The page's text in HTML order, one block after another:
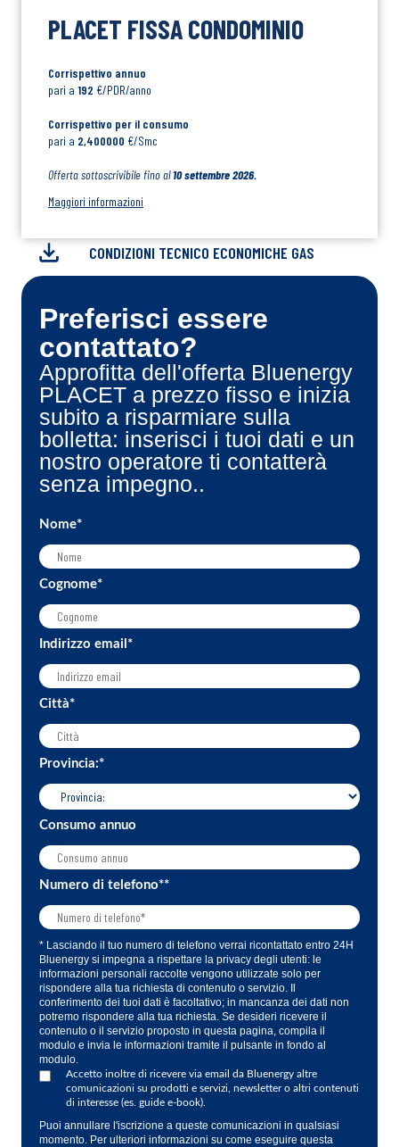
PLACET FISSA CONDOMINIO
Corrispettivo annuo
pari a 192 €/PDR/anno
Corrispettivo per il consumo
pari a 2,400000 €/Smc
Offerta sottoscrivibile fino al10 settembre 2026.
Maggiori informazioni
CONDIZIONI TECNICO ECONOMICHE GAS
Preferisci essere
contattato?
Approfitta dell'offerta Bluenergy
PLACET a prezzo fisso e inizia
subito a risparmiare sulla
bolletta: inserisci i tuoi dati e un
nostro operatore ti contatterà
senza impegno..
Nome*
Cognome*
Indirizzo email *
Città*
Provincia:*
Consumo annuo
Numero di telefono**
* Lasciando il tuo numero di telefono verrai ricontattato entro 24H
Bluenergy si impegna a rispettare la privacy degli utenti: le
informazioni personali raccolte vengono utilizzate solo per
rispondere alla tua richiesta di contenuto o servizio. Il
conferimento dei tuoi dati è facoltativo; in mancanza dei dati non
potremo rispondere alla tua richiesta. Se desideri ricevere il
contenuto o il servizio proposto in questa pagina, compila il
modulo e invia le informazioni tramite il pulsante in fondo al
modulo.
Accetto inoltre di ricevere via email da Bluenergy altre
comunicazioni su prodotti e servizi, newsletter o altri contenuti
di interesse (es. guide e-book).
Puoi annullare l'iscrizione a queste comunicazioni in qualsiasi
momento. Per ulteriori informazioni su come eseguire questa